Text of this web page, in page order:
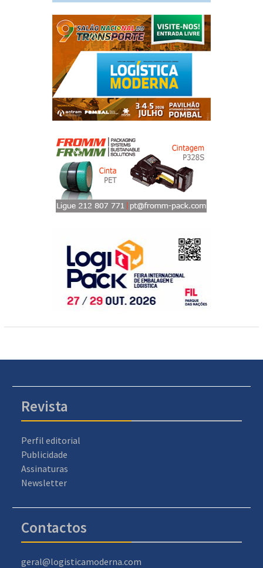
Revista
Perfil editorial
Publicidade
Assinaturas
Newsletter
Contactos
geral@logisticamoderna.com